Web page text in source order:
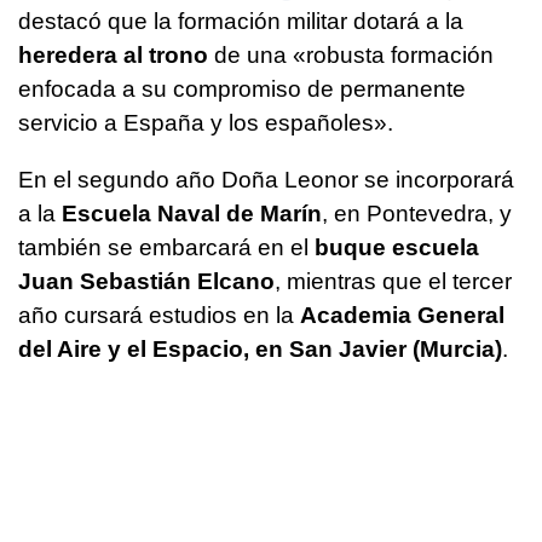
destacó que la formación militar dotará a la
heredera al trono de una «robusta formación
enfocada a su compromiso de permanente
servicio a España y los españoles».
En el segundo año Doña Leonor se incorporará
a la Escuela Naval de Marín, en Pontevedra, y
también se embarcará en el
buque escuela
Juan Sebastián Elcano, mientras que el tercer
año cursará estudios en la Academia General
del Aire y el Espacio, en San Javier (Murcia).